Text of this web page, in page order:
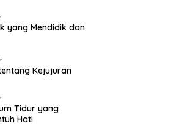
yang Mendidik dan
Kejujuran
Tidur yang
Hati